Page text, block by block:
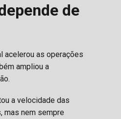
de
acelerou as operações
ampliou a
a velocidade das
mas nem sempre